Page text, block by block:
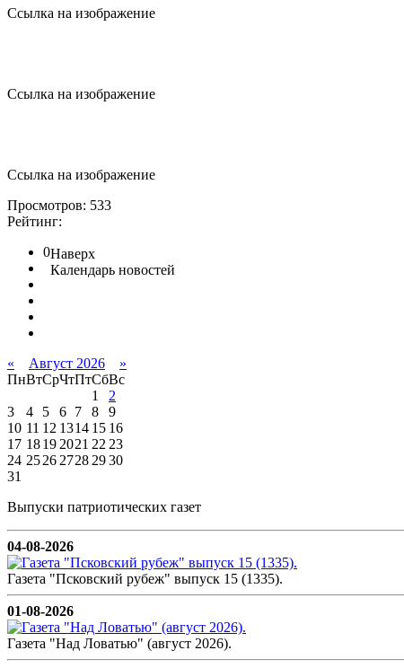
Ссылка на изображение
Ссылка на изображение
Ссылка на изображение
Просмотров: 533
Рейтинг:
0Наверх
Календарь новостей
« Август 2026
»
ПнВтСрЧтПтСбВс
1
2
3
4 5 6 7 8
9
10 11 12 1314 15 16
17 18192021 2223
24 252627282930
31
Выпуски патриотических газет
04-08-2026
Газета "Псковский рубеж" выпуск 15 (1335).
01-08-2026
Газета "Над Ловатью" (август 2026).